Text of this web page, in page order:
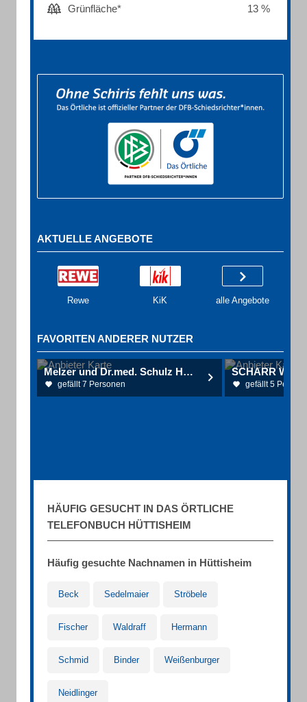
Grünfläche*
13 %
AKTUELLE ANGEBOTE
Rewe KiK alle Angebote
FAVORITEN ANDERER NUTZER
Melzer und Dr.med. Schulz Hals- Nasen- Ohrenärzte
gefällt 7 Personen gefällt 5
HÄUFIG GESUCHT IN DAS ÖRTLICHE
TELEFONBUCH HÜTTISHEIM
Häufig gesuchte Nachnamen in Hüttisheim
Beck Sedelmaier Ströbele
Fischer Waldraff Hermann
Schmid Binder Weißenburger
Neidlinger